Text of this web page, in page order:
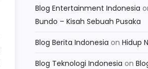
Blog Entertainment Indonesia
Bundo – Kisah Sebuah Pusaka
Blog Berita Indonesia on Hidup
Blog Teknologi Indonesia on